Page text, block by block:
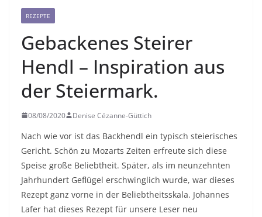
REZEPTE
Gebackenes Steirer
Hendl – Inspiration aus
der Steiermark.
08/08/2020 Denise Cézanne-Güttich
Nach wie vor ist das Backhendl ein typisch steierisches
Gericht. Schön zu Mozarts Zeiten erfreute sich diese
Speise große Beliebtheit. Später, als im neunzehnten
Jahrhundert Geflügel erschwinglich wurde, war dieses
Rezept ganz vorne in der Beliebtheitsskala. Johannes
Lafer hat dieses Rezept für unsere Leser neu